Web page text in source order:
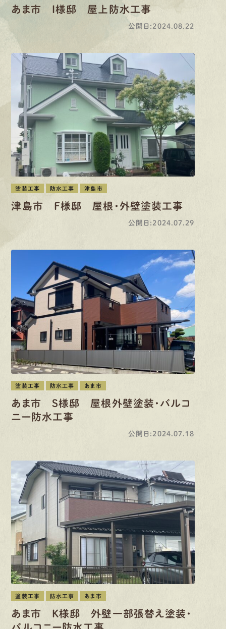
あま市 I様邸 屋上防水工事
公開日:2024.08.22
塗装工事 防水工事 津島市
津島市 F様邸 屋根・外壁塗装工事
公開日:2024.07.29
塗装工事 防水工事 あま市
あま市 S様邸 屋根外壁塗装・バルコ
ニー防水工事
公開日:2024.07.18
塗装工事 防水工事 あま市
あま市 K様邸 外壁一部張替え塗装・
バルコニー防水工事